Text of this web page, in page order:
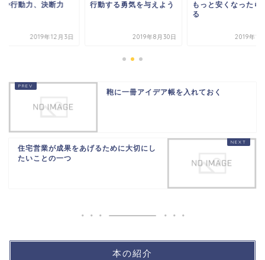
や行動力、決断力
2019年12月3日
行動する勇気を与えよう
2019年8月30日
もっと安くなったら
る
2019年12
鞄に一冊アイデア帳を入れておく
住宅営業が成果をあげるために大切にし
たいことの一つ
本の紹介